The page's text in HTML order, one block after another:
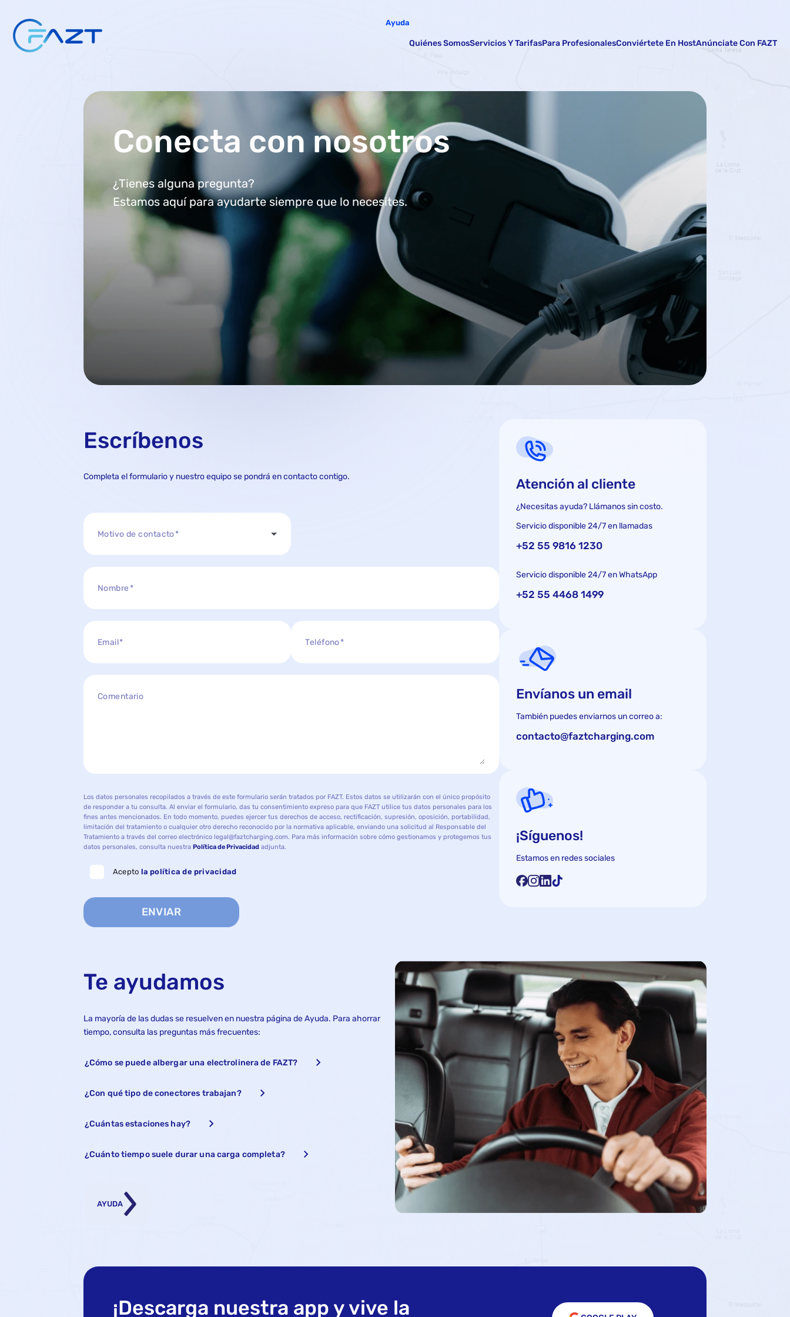
Ayuda
Quiénes SomosServicios Y TarifasPara ProfesionalesConviértete En HostAnúnciate Con FAZT
Conecta con nosotros
¿Tienes alguna pregunta?
Estamos aquí para ayudarte siempre que lo necesites.
Escríbenos
Completa el formulario y nuestro equipo se pondrá en contacto contigo.
Motivo de contacto
Nombre
Email Teléfono
Comentario
Los datos personales recopilados a través de este formulario serán tratados por FAZT. Estos datos se utilizarán con el único propósito
de responder a tu consulta. Al enviar el formulario, das tu consentimiento expreso para que FAZT utilice tus datos personales para los
fines antes mencionados. En todo momento, puedes ejercer tus derechos de acceso, rectificación, supresión, oposición, portabilidad,
limitación del tratamiento o cualquier otro derecho reconocido por la normativa aplicable, enviando una solicitud al Responsable del
Tratamiento a través del correo electrónico legal@faztcharging.com. Para más información sobre cómo gestionamos y protegemos tus
datos personales, consulta nuestra Política de Privacidad adjunta.
Acepto la política de privacidad
ENVIAR
Atención al cliente
¿Necesitas ayuda? Llámanos sin costo.
Servicio disponible 24/7 en llamadas
+52 55 9816 1230
Servicio disponible 24/7 en WhatsApp
+52 55 4468 1499
Envíanos un email
También puedes enviarnos un correo a:
contacto@faztcharging.com
¡Síguenos!
Estamos en redes sociales
Te ayudamos
La mayoría de las dudas se resuelven en nuestra página de Ayuda. Para ahorrar
tiempo, consulta las preguntas más frecuentes:
¿Cómo se puede albergar una electrolinera de FAZT?
¿Con qué tipo de conectores trabajan?
¿Cuántas estaciones hay?
¿Cuánto tiempo suele durar una carga completa?
AYUDA
¡Descarga nuestra app y vive la